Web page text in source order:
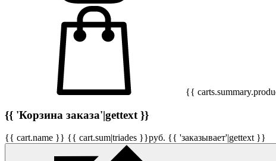
{{
{{ 'Корзина заказа'|gettext }}
{{ cart.name }} {{ cart.sum|triades }}руб. {{ 'заказывает'|gettext }}